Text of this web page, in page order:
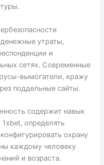
утраты,
и
сетях. Современные
вымогатели, кражу
поддельные сайты.
содержит навык
определять
охрану
каждому человеку
и возраста.